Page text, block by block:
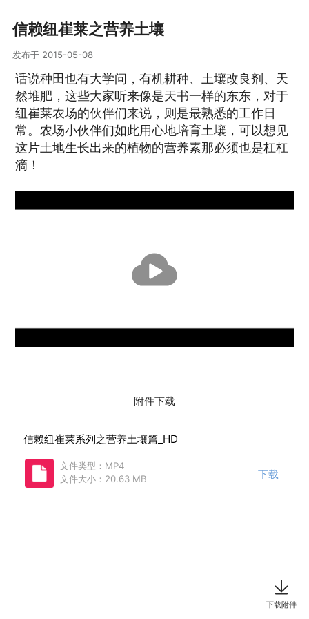
信赖纽崔莱之营养土壤
发布于 2015-05-08
话说种田也有大学问，有机耕种、土壤改良剂、天
然堆肥，这些大家听来像是天书一样的东东，对于
纽崔莱农场的伙伴们来说，则是最熟悉的工作日
常。农场小伙伴们如此用心地培育土壤，可以想见
这片土地生长出来的植物的营养素那必须也是杠杠
滴！
放
附件下载
信赖纽崔莱系列之营养土壤篇_HD
文件类型：MP4
文件大小：20.63 MB
下载
下载附件